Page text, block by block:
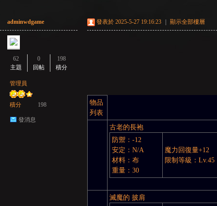
adminwdgame
62
主題
0
回帖
198
積分
管理員
積分 198
發消息
發表於 2025-5-27 19:16:23 顯示全部樓層
物品
列表
古老的長袍
防禦：-12
安定：N/A
材料：布
重量：30
魔力回復量+12
限制等級：Lv.45
滅魔的 披肩